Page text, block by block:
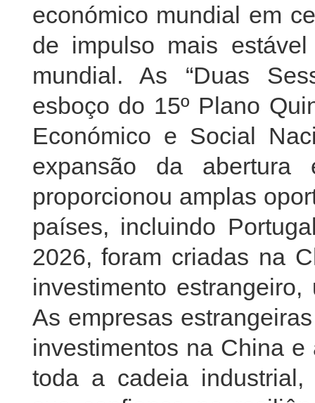
económico mundial em
de impulso mais
mundial. As “Duas
esboço do 15º Plano
Económico e Social
expansão da
proporcionou amplas
países, incluindo
2026, foram criadas na
investimento
As empresas
investimentos na China
toda a cadeia industrial,